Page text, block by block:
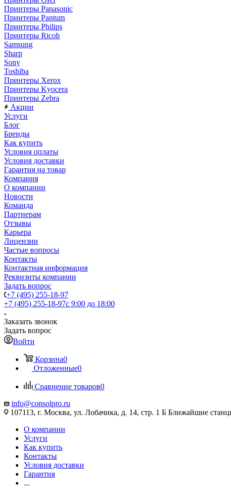
Принтеры Panasonic
Принтеры Pantum
Принтеры Philips
Принтеры Ricoh
Samsung
Sharp
Sony
Toshiba
Принтеры Xerox
Принтеры Kyocera
Принтеры Zebra
Акции
Услуги
Блог
Бренды
Как купить
Условия оплаты
Условия доставки
Гарантия на товар
Компания
О компании
Новости
Команда
Партнерам
Отзывы
Карьера
Лицензии
Частые вопросы
Контакты
Контактная информация
Реквизиты компании
Задать вопрос
+7 (495) 255-18-97
+7 (495) 255-18-97с 9:00 до 18:00
Заказать звонок
Задать вопрос
Войти
Корзина0
Отложенные0
Сравнение товаров0
info@consolpro.ru
107113, г. Москва, ул. Лобачика, д. 14, стр. 1 Б Ближайшие
О компании
Услуги
Как купить
Контакты
Условия доставки
Гарантия
...